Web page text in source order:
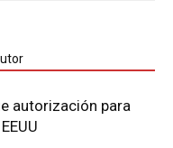
autorización para